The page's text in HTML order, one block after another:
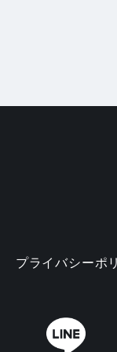
プライバシーポ